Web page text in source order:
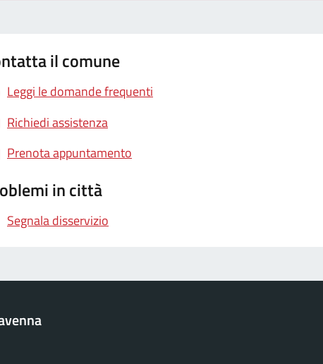
il comune
Leggi le domande frequenti
Richiedi assistenza
Prenota appuntamento
in città
Segnala disservizio